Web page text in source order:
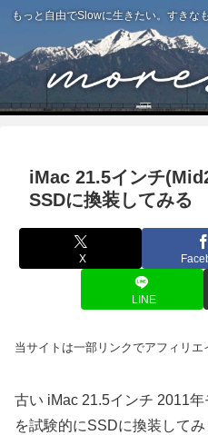
もっと自由でSlowに生きたい。すきな
iMac 21.5インチ
SSDに換装してみる
X
LINE
古い iMac 21.5インチ 2011
を試験的にSSDに換装してみ